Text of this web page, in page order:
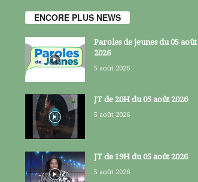
ENCORE PLUS NEWS
Paroles de jeunes du 05 août
2026
5 août 2026
JT de 20H du 05 août 2026
5 août 2026
JT de 19H du 05 août 2026
5 août 2026